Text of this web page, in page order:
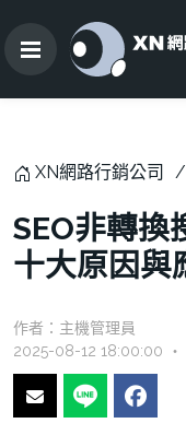
XN網路行銷公司
SEO非轉換
十大原因與
作者： 主機管理員
2025-08-12 18:00:00 ‧